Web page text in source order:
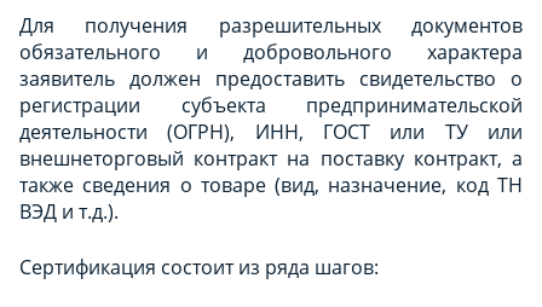
Для получения разрешительных документов
обязательного и добровольного характера
заявитель должен предоставить свидетельство о
регистрации субъекта предпринимательской
деятельности (ОГРН), ИНН, ГОСТ или ТУ или
внешнеторговый контракт на поставку контракт, а
также сведения о товаре (вид, назначение, код ТН
ВЭД и т.д.).
Сертификация состоит из ряда шагов: